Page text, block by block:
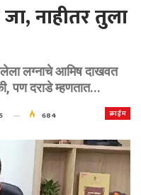
नाहीतर तुला
लग्नाचे आमिष दाखवत
पण दराडे म्हणतात...
क्राईम
684